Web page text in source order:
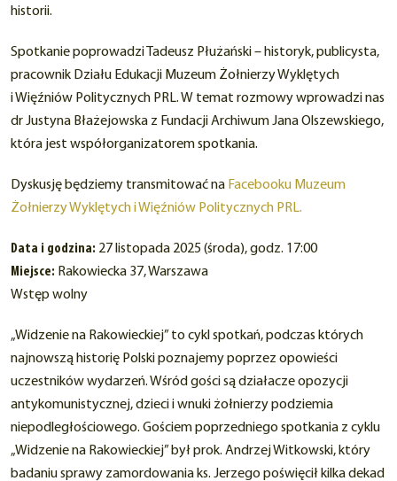
historii.
Spotkanie poprowadzi Tadeusz Płużański – historyk, publicysta,
pracownik Działu Edukacji Muzeum Żołnierzy Wyklętych
i Więźniów Politycznych PRL. W temat rozmowy wprowadzi nas
dr Justyna Błażejowska z Fundacji Archiwum Jana Olszewskiego,
która jest współorganizatorem spotkania.
Dyskusję będziemy transmitować na Facebooku Muzeum
Żołnierzy Wyklętych i Więźniów Politycznych PRL.
Data i godzina: 27 listopada 2025 (środa), godz. 17:00
Miejsce: Rakowiecka 37, Warszawa
Wstęp wolny
„Widzenie na Rakowieckiej” to cykl spotkań, podczas których
najnowszą historię Polski poznajemy poprzez opowieści
uczestników wydarzeń. Wśród gości są działacze opozycji
antykomunistycznej, dzieci i wnuki żołnierzy podziemia
niepodległościowego. Gościem poprzedniego spotkania z cyklu
„Widzenie na Rakowieckiej” był prok. Andrzej Witkowski, który
badaniu sprawy zamordowania ks. Jerzego poświęcił kilka dekad